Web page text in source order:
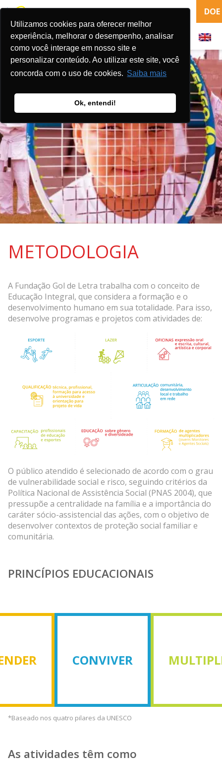
Utilizamos cookies para oferecer melhor
experiência, melhorar o desempenho, analisar
como você interage em nosso site e
personalizar conteúdo. Ao utilizar este site, você
concorda com o uso de cookies. Saiba mais
Ok, entendi!
DOE
METODOLOGIA
A Fundação Gol de Letra trabalha com o conceito de
Educação Integral, que considera a formação e o
desenvolvimento humano em sua totalidade. Para isso,
desenvolve programas e projetos com atividades de:
O público atendido é selecionado de acordo com o grau
de vulnerabilidade social e risco, seguindo critérios da
Política Nacional de Assistência Social (PNAS 2004), que
pressupõe a centralidade na família e a importância do
caráter sócio-assistencial das ações, com o objetivo de
desenvolver contextos de proteção social familiar e
comunitária.
PRINCÍPIOS EDUCACIONAIS
CONVIVER
*Baseado nos quatro pilares da UNESCO
As atividades têm como